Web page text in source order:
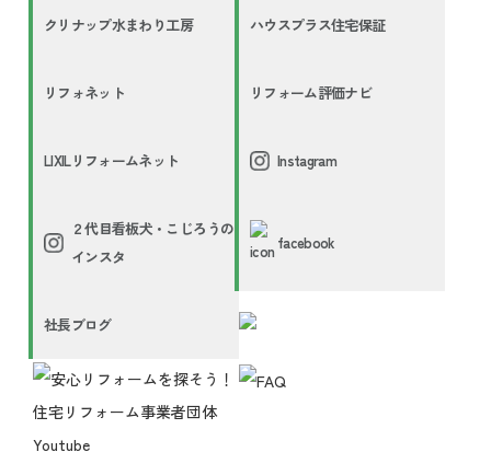
クリナップ水まわり工房 ハウスプラス住宅保証
リフォネット リフォーム評価ナビ
LIXILリフォームネット Instagram
２代目看板犬・こじろうの
インスタ
facebook
社長ブログ